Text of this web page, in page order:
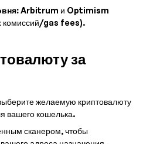
Arbitrum и Optimism
комиссий/gas fees).
за
желаемую криптовалюту
вашего кошелька.
сканером, чтобы